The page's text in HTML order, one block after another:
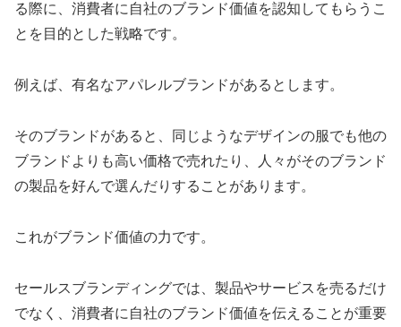
る際に、消費者に自社のブランド価値を認知してもらうこ
とを目的とした戦略です。
例えば、有名なアパレルブランドがあるとします。
そのブランドがあると、同じようなデザインの服でも他の
ブランドよりも高い価格で売れたり、人々がそのブランド
の製品を好んで選んだりすることがあります。
これがブランド価値の力です。
セールスブランディングでは、製品やサービスを売るだけ
でなく、消費者に自社のブランド価値を伝えることが重要